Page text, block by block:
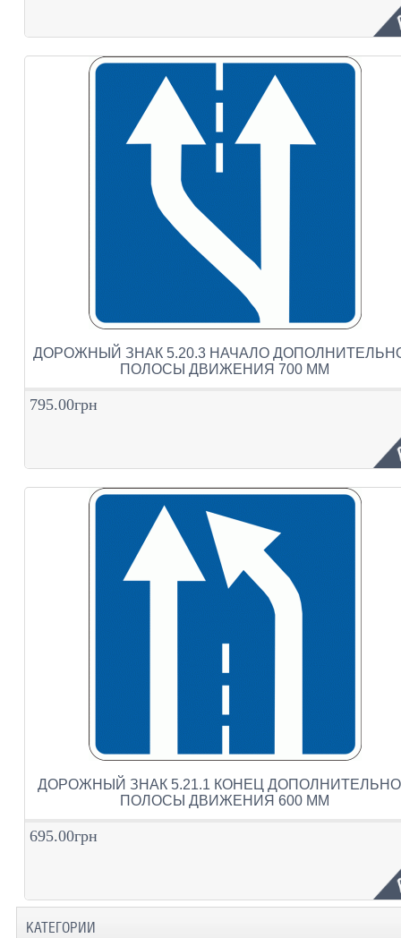
ДОРОЖНЫЙ ЗНАК 5.20.3 НАЧАЛО
ПОЛОСЫ ДВИЖЕНИЯ 700 ММ
795.00грн
ДОРОЖНЫЙ ЗНАК 5.21.1 КОНЕЦ
ПОЛОСЫ ДВИЖЕНИЯ 600 ММ
695.00грн
КАТЕГОРИИ